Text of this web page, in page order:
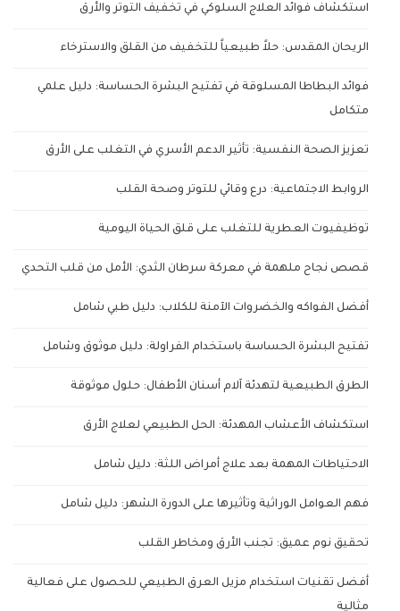
استكشاف فوائد العلاج السلوكي في تخفيف التوتر والأرق
الريحان المقدس: حلاً طبيعياً للتخفيف من القلق والاسترخاء
فوائد البطاطا المسلوقة في تفتيح البشرة الحساسة: دليل علمي
متكامل
تعزيز الصحة النفسية: تأثير الدعم الأسري في التغلب على الأرق
الروابط الاجتماعية: درع وقائي للتوتر وصحة القلب
توظيفيوت العطرية للتغلب على قلق الحياة اليومية
قصص نجاح ملهمة في معركة سرطان الثدي: الأمل من قلب التحدي
أفضل الفواكه والخضروات الآمنة للكلاب: دليل طبي شامل
تفتيح البشرة الحساسة باستخدام الفراولة: دليل موثوق وشامل
الطرق الطبيعية لتهدئة آلام أسنان الأطفال: حلول موثوقة
استكشاف الأعشاب المهدئة: الحل الطبيعي لعلاج الأرق
الاحتياطات المهمة بعد علاج أمراض اللثة: دليل شامل
فهم العوامل الوراثية وتأثيرها على الدورة الشهر: دليل شامل
تحقيق نوم عميق: تجنب الأرق ومخاطر القلب
أفضل تقنيات استخدام مزيل العرق الطبيعي للحصول على فعالية
مثالية